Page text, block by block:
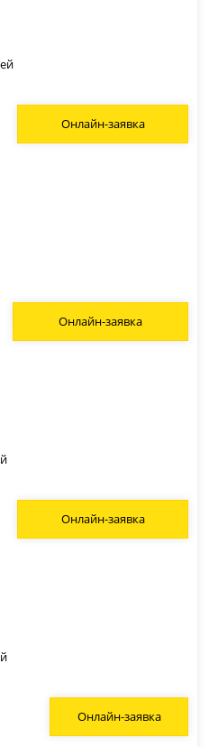
Онлайн-заявка
Онлайн-заявка
Онлайн-заявка
Онлайн-заявка